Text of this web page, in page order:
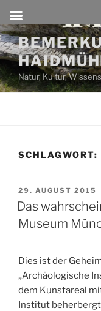
Zum
Inhalt
springen
Natur, Kultur,
SCHLAGWORT:
VERÖFFENTLICHT
AM
29. AUGUST 2015
Das
Museum
Dies ist der
„Archäologische
dem Kunstareal
Institut